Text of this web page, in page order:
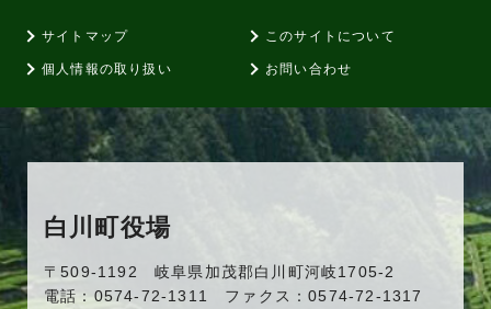
サイトマップ このサイトについて
個人情報の取り扱い お問い合わせ
白川町役場
〒509-1192 岐阜県加茂郡白川町河岐1705-2
電話：0574-72-1311 ファクス：0574-72-1317